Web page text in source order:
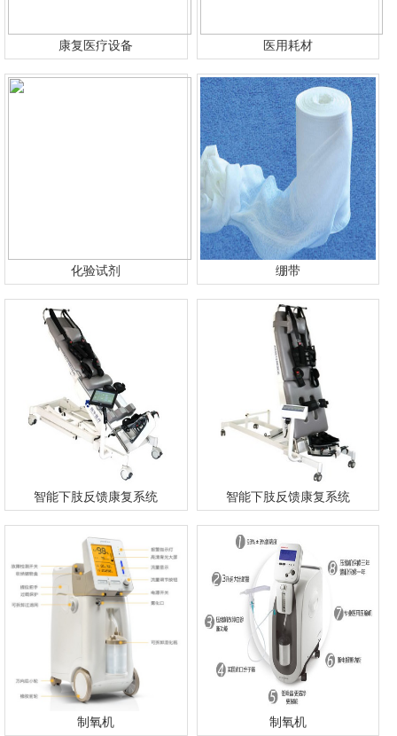
康复医疗设备 医用耗材
化验试剂 绷带
智能下肢反馈康复系统 智能下肢反馈康复系统
制氧机 制氧机